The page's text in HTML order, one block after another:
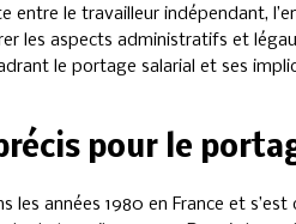
entre le travailleur indépendant,
les aspects administratifs et
le portage salarial et ses
pour le
les années 1980 en France et